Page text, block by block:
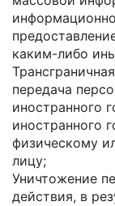
каким-либо
передача
иностранного
иностранного
физическому
лицу;
Уничтожение
действия, в